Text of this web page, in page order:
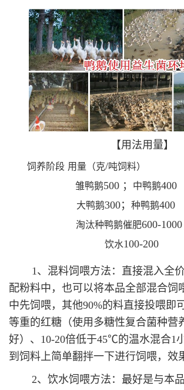
【用法用量】
饲养阶段 用量（克/吨饲料）
雏鸭鹅500 ； 中鸭鹅400
大鸭鹅300； 种鸭鹅400
淘汰种鸭鹅催肥600-1000
饮水100-200
1、混料饲喂方法：直接混入全
配粉料中，也可以将本品全部混合饲
中先饲喂，其他90%的料直接投喂即
等重的红糖（使用多糖性复合菌种营
好）、10-20倍低于45℃的温水混合1
到饲料上简单翻拌一下进行饲喂，效
2、饮水饲喂方法：最好是与本